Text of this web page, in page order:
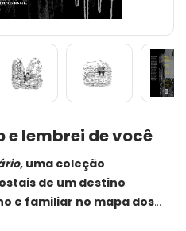
e lembrei de você
, uma coleção
de um destino
e familiar no mapa dos